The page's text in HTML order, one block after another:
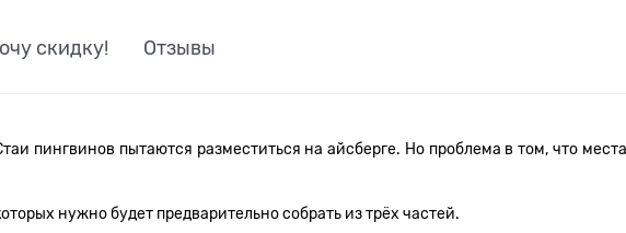
скидку! Отзывы
пингвинов пытаются разместиться на айсберге. Но проблема в том, что
нужно будет предварительно собрать из трёх частей.